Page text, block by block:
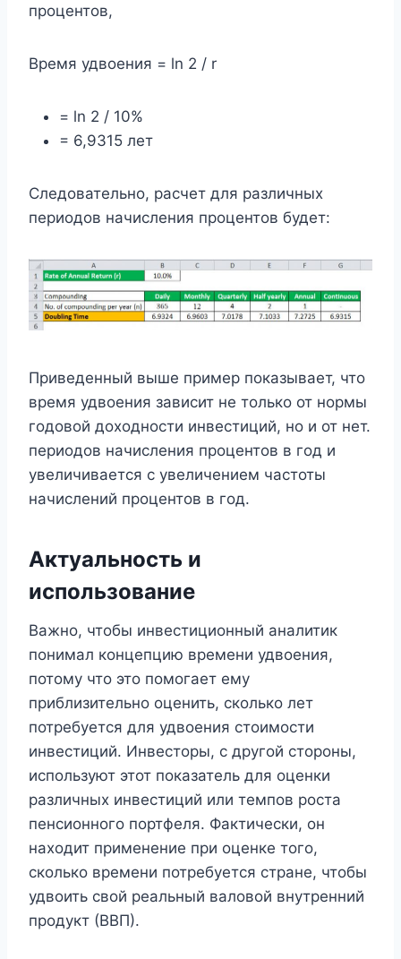
процентов,
Время удвоения = ln 2 / r
= ln 2 / 10%
= 6,9315 лет
Следовательно, расчет для различных
периодов начисления процентов будет:
Приведенный выше пример показывает, что
время удвоения зависит не только от нормы
годовой доходности инвестиций, но и от нет.
периодов начисления процентов в год и
увеличивается с увеличением частоты
начислений процентов в год.
Актуальность и
использование
Важно, чтобы инвестиционный аналитик
понимал концепцию времени удвоения,
потому что это помогает ему
приблизительно оценить, сколько лет
потребуется для удвоения стоимости
инвестиций. Инвесторы, с другой стороны,
используют этот показатель для оценки
различных инвестиций или темпов роста
пенсионного портфеля. Фактически, он
находит применение при оценке того,
сколько времени потребуется стране, чтобы
удвоить свой реальный валовой внутренний
продукт (ВВП).